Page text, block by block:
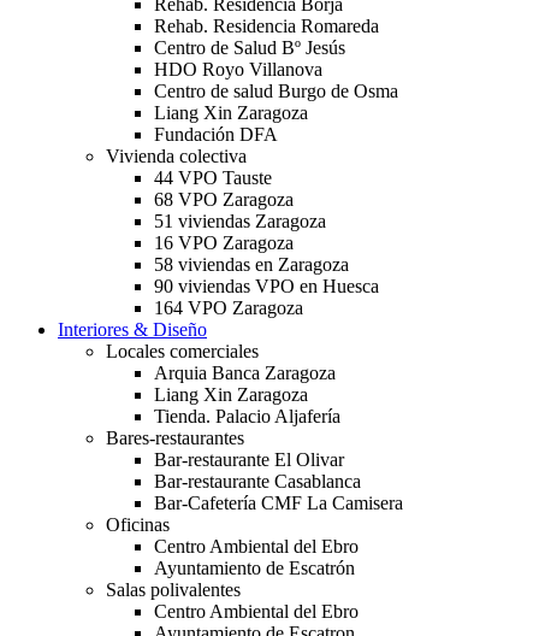
Rehab. Residencia Borja
Rehab. Residencia Romareda
Centro de Salud Bº Jesús
HDO Royo Villanova
Centro de salud Burgo de Osma
Liang Xin Zaragoza
Fundación DFA
Vivienda colectiva
44 VPO Tauste
68 VPO Zaragoza
51 viviendas Zaragoza
16 VPO Zaragoza
58 viviendas en Zaragoza
90 viviendas VPO en Huesca
164 VPO Zaragoza
Interiores & Diseño
Locales comerciales
Arquia Banca Zaragoza
Liang Xin Zaragoza
Tienda. Palacio Aljafería
Bares-restaurantes
Bar-restaurante El Olivar
Bar-restaurante Casablanca
Bar-Cafetería CMF La Camisera
Oficinas
Centro Ambiental del Ebro
Ayuntamiento de Escatrón
Salas polivalentes
Centro Ambiental del Ebro